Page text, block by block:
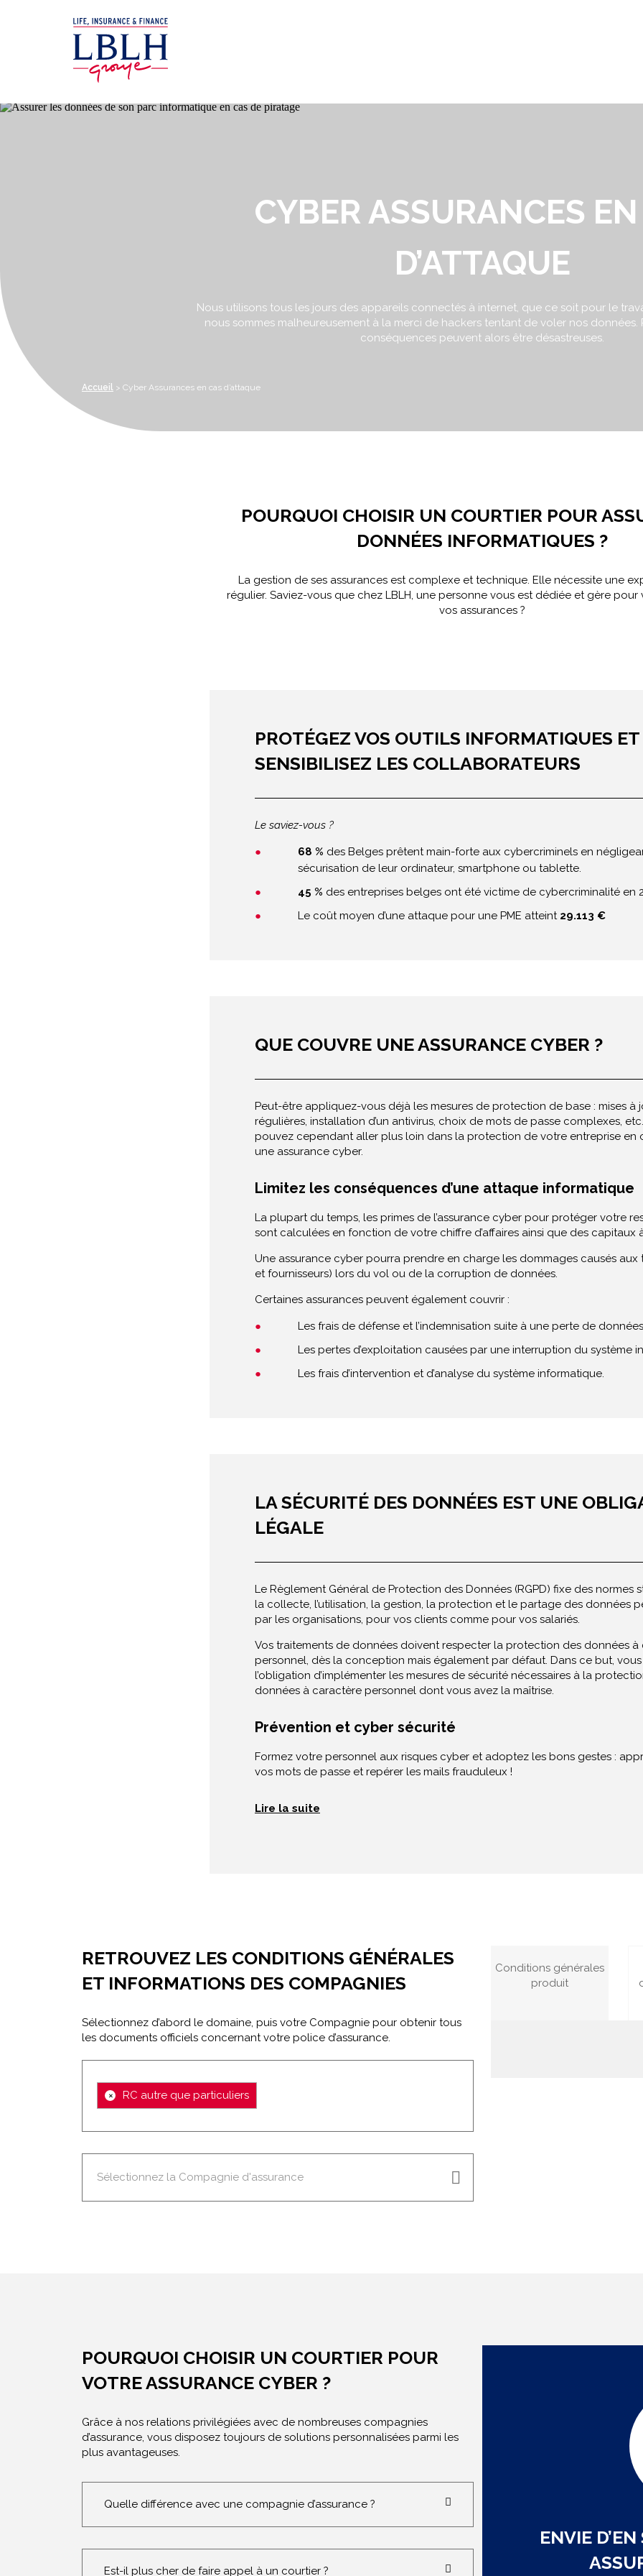
CYBER ASSURANCES
D’ATTAQUE
Nous utilisons tous les jours des appareils connectés à internet, que ce soit pour le
nous sommes malheureusement à la merci de hackers tentant de voler nos données.
conséquences peuvent alors être désastreuses.
Accueil > Cyber Assurances en cas d’attaque
POURQUOI CHOISIR UN COURTIER POUR
DONNÉES INFORMATIQUES ?
La gestion de ses assurances est complexe et technique. Elle nécessite une
régulier. Saviez-vous que chez LBLH, une personne vous est dédiée et gère pour
vos assurances ?
PROTÉGEZ VOS OUTILS INFORMATIQUES ET
SENSIBILISEZ LES COLLABORATEURS
Le saviez-vous ?
68 % des Belges prêtent main-forte aux cybercriminels en
sécurisation de leur ordinateur, smartphone ou tablette.
45 % des entreprises belges ont été victime de cybercriminalité en
Le coût moyen d’une attaque pour une PME atteint 29.113 €
QUE COUVRE UNE ASSURANCE CYBER ?
Peut-être appliquez-vous déjà les mesures de protection de base : mises à
régulières, installation d’un antivirus, choix de mots de passe complexes,
pouvez cependant aller plus loin dans la protection de votre entreprise en
une assurance cyber.
Limitez les conséquences d’une attaque informatique
La plupart du temps, les primes de l’assurance cyber pour protéger votre
sont calculées en fonction de votre chiffre d’affaires ainsi que des capitaux
Une assurance cyber pourra prendre en charge les dommages causés aux
et fournisseurs) lors du vol ou de la corruption de données.
Certaines assurances peuvent également couvrir :
Les frais de défense et l’indemnisation suite à une perte de
Les pertes d’exploitation causées par une interruption du système
Les frais d’intervention et d’analyse du système informatique.
LA SÉCURITÉ DES DONNÉES EST UNE
LÉGALE
Le Règlement Général de Protection des Données (RGPD) fixe des normes
la collecte, l’utilisation, la gestion, la protection et le partage des données
par les organisations, pour vos clients comme pour vos salariés.
Vos traitements de données doivent respecter la protection des données à
personnel, dès la conception mais également par défaut. Dans ce but,
l’obligation d’implémenter les mesures de sécurité nécessaires à la
données à caractère personnel dont vous avez la maîtrise.
Prévention et cyber sécurité
Formez votre personnel aux risques cyber et adoptez les bons gestes :
vos mots de passe et repérer les mails frauduleux !
Lire la suite
RETROUVEZ LES CONDITIONS GÉNÉRALES
ET INFORMATIONS DES COMPAGNIES
Sélectionnez d’abord le domaine, puis votre Compagnie pour obtenir tous
les documents officiels concernant votre police d’assurance.
× RC autre que particuliers
Sélectionnez la Compagnie d'assurance
Conditions générales
produit
POURQUOI CHOISIR UN COURTIER POUR
VOTRE ASSURANCE CYBER ?
Grâce à nos relations privilégiées avec de nombreuses compagnies
d’assurance, vous disposez toujours de solutions personnalisées parmi les
plus avantageuses.
Quelle différence avec une compagnie d’assurance ?
Est-il plus cher de faire appel à un courtier ?
ENVIE